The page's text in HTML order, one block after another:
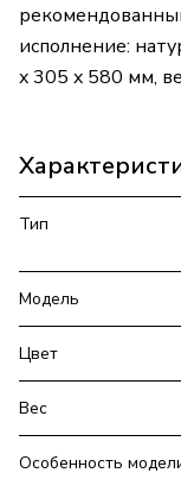
исполнение:
x 305 x 580 мм,
Тип
Модель
Цвет
Вес
Особенность